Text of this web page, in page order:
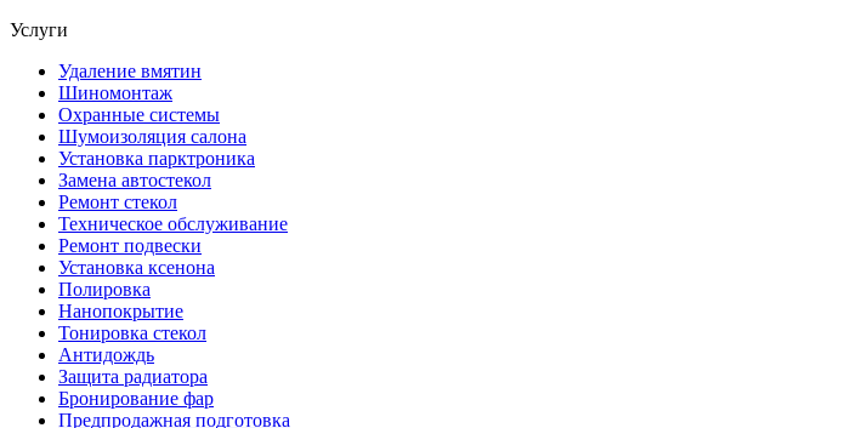
Услуги
Удаление вмятин
Шиномонтаж
Охранные системы
Шумоизоляция салона
Установка парктроника
Замена автостекол
Ремонт стекол
Техническое обслуживание
Ремонт подвески
Установка ксенона
Полировка
Нанопокрытие
Тонировка стекол
Антидождь
Защита радиатора
Бронирование фар
Предпродажная подготовка